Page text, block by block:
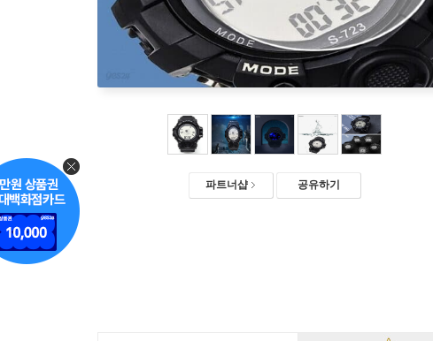
파트너샵 공유하기